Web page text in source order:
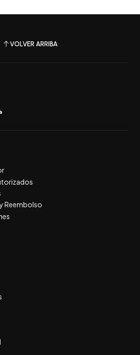
VOLVER ARRIBA
Reembolso